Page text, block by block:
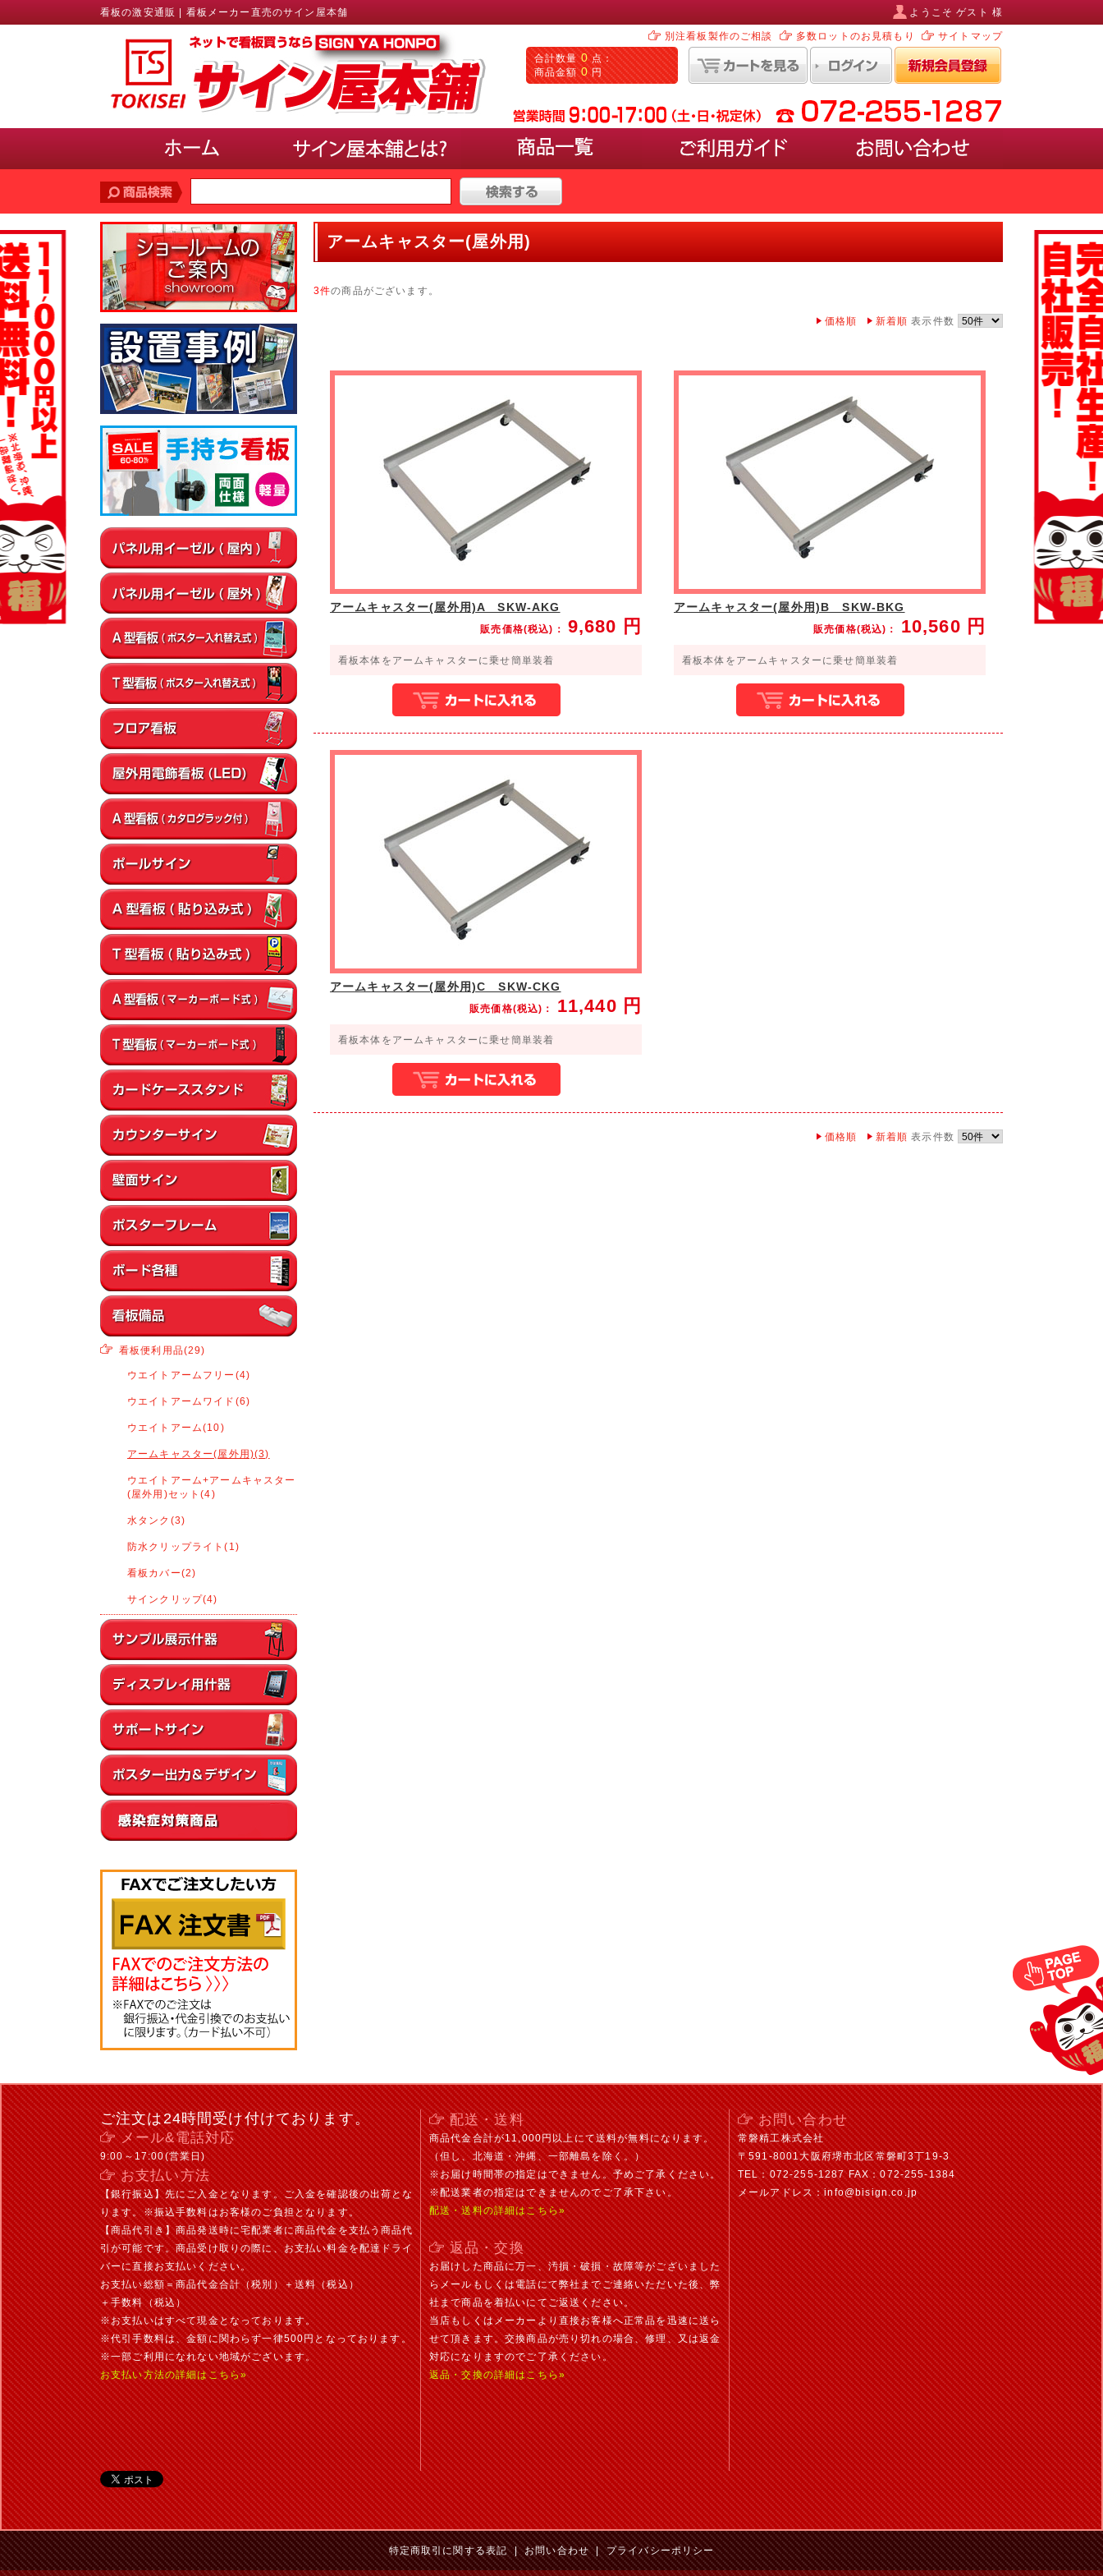
看板の激安通販 | 看板メーカー直売のサイン屋本舗 ようこそ ゲスト 様
別注看板製作のご相談 多数ロットのお見積もり サイトマップ
合計数量 0 点：
商品金額 0 円
価格帯で探す
10,000円未満
10,000円〜20,000円
20,000円〜30,000円
30,000円〜40,000円
40,000円〜50,000円 50,000円以上
サインのサイズで選ぶ(ポスター、パネル)
A3以下
B3・A2・B2 A1・B1
使用場所で選ぶ
▼屋内
通路
店内・フロア 卓上・カウンター
▼屋外
店舗前
イベント会場 エントランス
サンプルなど立体物の展示スペースがあるタイプ
看板便利用品(29)
ウエイトアームフリー(4)
ウエイトアームワイド(6)
ウエイトアーム(10)
アームキャスター(屋外用)(3)
ウエイトアーム+アームキャスター
(屋外用)セット(4)
水タンク(3)
防水クリップライト(1)
看板カバー(2)
サインクリップ(4)
アームキャスター(屋外用)
3件の商品がございます。
価格順 新着順 表示件数
アームキャスター(屋外用)A SKW-AKG
販売価格(税込)： 9,680 円
看板本体をアームキャスターに乗せ簡単装着
アームキャスター(屋外用)B SKW-BKG
販売価格(税込)： 10,560 円
看板本体をアームキャスターに乗せ簡単装着
アームキャスター(屋外用)C SKW-CKG
販売価格(税込)： 11,440 円
看板本体をアームキャスターに乗せ簡単装着
価格順 新着順 表示件数
ご注文は24時間受け付けております。
メール&電話対応
9:00～17:00(営業日)
お支払い方法
【銀行振込】先にご入金となります。ご入金を確認後の出荷とな
ります。※振込手数料はお客様のご負担となります。
【商品代引き】商品発送時に宅配業者に商品代金を支払う商品代
引が可能です。商品受け取りの際に、お支払い料金を配達ドライ
バーに直接お支払いください。
お支払い総額＝商品代金合計（税別）＋送料（税込）
＋手数料（税込）
※お支払いはすべて現金となっております。
※代引手数料は、金額に関わらず一律500円となっております。
※一部ご利用になれない地域がございます。
お支払い方法の詳細はこちら»
配送・送料
商品代金合計が11,000円以上にて送料が無料になります。
（但し、北海道・沖縄、一部離島を除く。）
※お届け時間帯の指定はできません。予めご了承ください。
※配送業者の指定はできませんのでご了承下さい。
配送・送料の詳細はこちら»
返品・交換
お届けした商品に万一、汚損・破損・故障等がございました
らメールもしくは電話にて弊社までご連絡いただいた後、弊
社まで商品を着払いにてご返送ください。
当店もしくはメーカーより直接お客様へ正常品を迅速に送ら
せて頂きます。交換商品が売り切れの場合、修理、又は返金
対応になりますのでご了承ください。
返品・交換の詳細はこちら»
お問い合わせ
常磐精工株式会社
〒591-8001大阪府堺市北区常磐町3丁19-3
TEL：072-255-1287 FAX：072-255-1384
メールアドレス：info@bisign.co.jp
特定商取引に関する表記 | お問い合わせ | プライバシーポリシー